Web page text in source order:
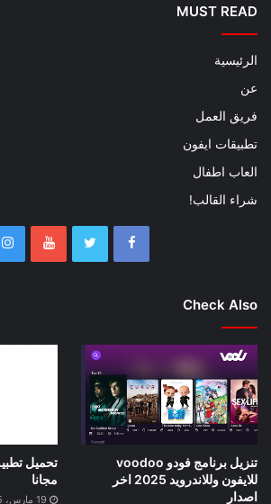
MUST READ
الرئيسية
عن
فريق العمل
تطبيقات ايفون
العاب اطفال
شراء القالب!
Check Also
تنزيل برنامج فودو voodoo
للايفون وللاندرويد 2025 اخر
اصدار
مجانا
19 مارس، 2025